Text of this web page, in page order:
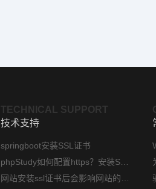
TECHNICAL SUPPORT
技术支持
springboot安装SSL证书